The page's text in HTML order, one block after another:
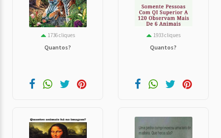
1736 cliques
Quantos?
1933 cliques
Quantos?